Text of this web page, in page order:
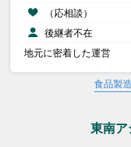
（応相談）
後継者不在
地元に密着した運営
食品製
東南